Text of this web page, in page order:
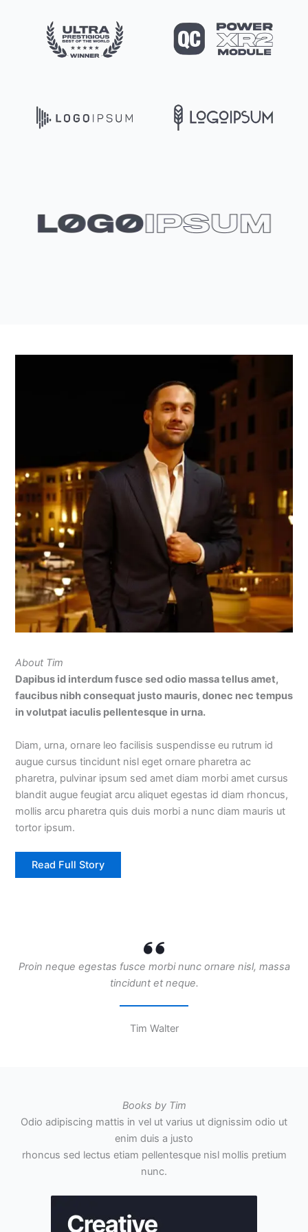
About Tim
Dapibus id interdum fusce sed odio massa tellus amet,
faucibus nibh consequat justo mauris, donec nec tempus
in volutpat iaculis pellentesque in urna.
Diam, urna, ornare leo facilisis suspendisse eu rutrum id
augue cursus tincidunt nisl eget ornare pharetra ac
pharetra, pulvinar ipsum sed amet diam morbi amet cursus
blandit augue feugiat arcu aliquet egestas id diam rhoncus,
mollis arcu pharetra quis duis morbi a nunc diam mauris ut
tortor ipsum.
Read Full Story
Proin neque egestas fusce morbi nunc ornare nisl, massa
tincidunt et neque.
Tim Walter
Books by Tim
Odio adipiscing mattis in vel ut varius ut dignissim odio ut
enim duis a justo
rhoncus sed lectus etiam pellentesque nisl mollis pretium
nunc.